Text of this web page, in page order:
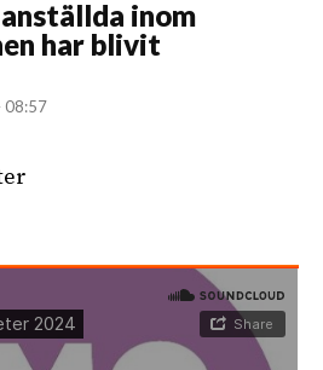
inom
har blivit
08:57